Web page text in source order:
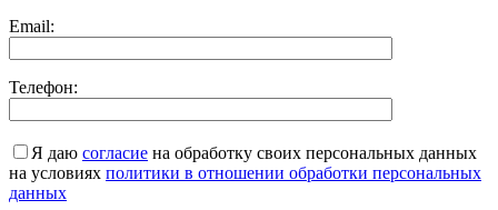
Email:
Телефон:
Я даю согласие на обработку своих персональных данных
на условиях политики в отношении обработки персональных
данных